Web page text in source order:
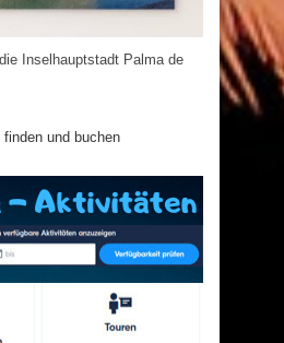
Inselhauptstadt Palma de
und buchen